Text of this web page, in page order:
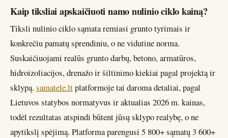
Kaip tiksliai apskaičiuoti namo nulinio ciklo kainą?
Tiksli nulinio ciklo sąmata remiasi grunto tyrimais ir
konkrečiu pamatų sprendiniu, o ne vidutine norma.
Suskaičiuojami realūs grunto darbų, betono, armatūros,
hidroizoliacijos, drenažo ir šiltinimo kiekiai pagal projektą ir
sklypą. samatele.ltplatformoje tai daroma detaliai, pagal
Lietuvos statybos normatyvus ir aktualias 2026 m. kainas,
todėl rezultatas atspindi būtent jūsų sklypo realybę, o ne
apytikslį spėjimą. Platforma parengusi 5 800+ sąmatų 3 600+